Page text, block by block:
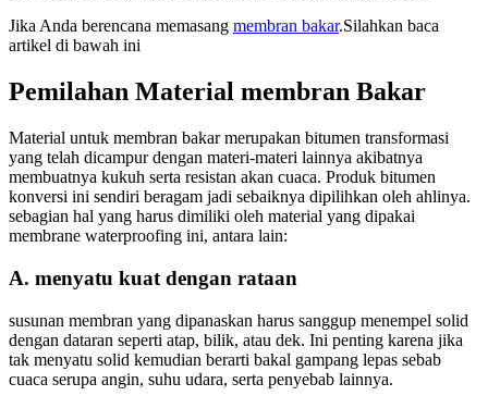
Jika Anda berencana memasang membran bakar.Silahkan baca
artikel di bawah ini
Pemilahan Material membran Bakar
Material untuk membran bakar merupakan bitumen transformasi
yang telah dicampur dengan materi-materi lainnya akibatnya
membuatnya kukuh serta resistan akan cuaca. Produk bitumen
konversi ini sendiri beragam jadi sebaiknya dipilihkan oleh ahlinya.
sebagian hal yang harus dimiliki oleh material yang dipakai
membrane waterproofing ini, antara lain:
A. menyatu kuat dengan rataan
susunan membran yang dipanaskan harus sanggup menempel solid
dengan dataran seperti atap, bilik, atau dek. Ini penting karena jika
tak menyatu solid kemudian berarti bakal gampang lepas sebab
cuaca serupa angin, suhu udara, serta penyebab lainnya.